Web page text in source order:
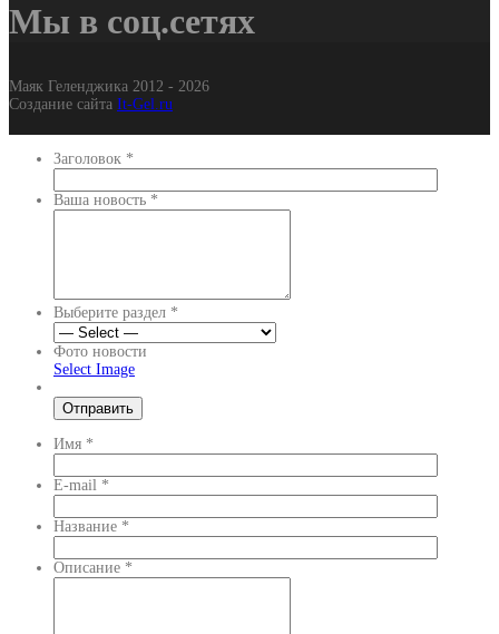
Мы в соц.сетях
Маяк Геленджика 2012 - 2026
Создание сайта It-Gel.ru
Заголовок *
Ваша новость *
Выберите раздел *
Фото новости
Select Image
Имя *
E-mail *
Название *
Описание *